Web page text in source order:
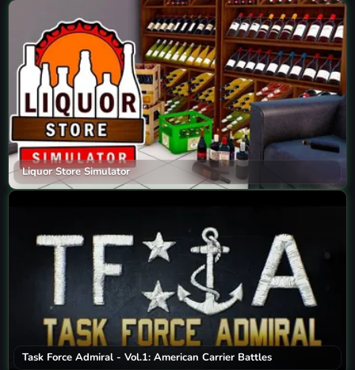
Liquor Store Simulator
Task Force Admiral - Vol.1: American Carrier Battles